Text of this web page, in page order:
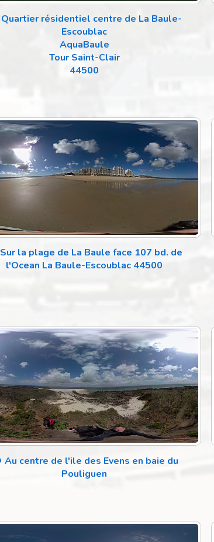
Quartier résidentiel centre de La Baule-
Escoublac
AquaBaule
Tour Saint-Clair
44500
Sur la plage de La Baule face 107 bd. de
l'Ocean La Baule-Escoublac 44500
Au centre de l'ile des Evens en baie du
Pouliguen